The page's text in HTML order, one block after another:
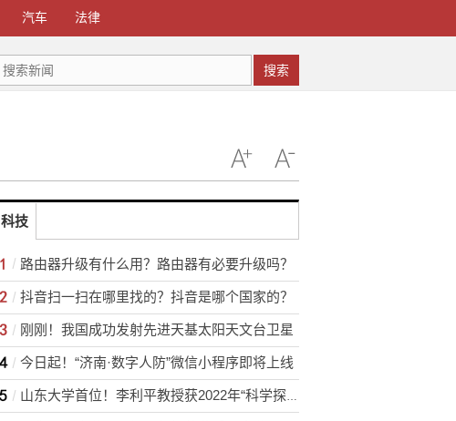
汽车 法律
搜索
科技
路由器升级有什么用？路由器有必要升级吗？
抖音扫一扫在哪里找的？抖音是哪个国家的？
刚刚！我国成功发射先进天基太阳天文台卫星
今日起！“济南·数字人防”微信小程序即将上线
山东大学首位！李利平教授获2022年“科学探索奖”